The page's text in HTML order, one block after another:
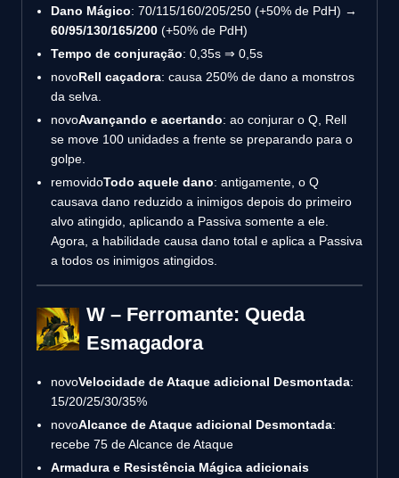
Dano Mágico: 70/115/160/205/250 (+50% de PdH) →
60/95/130/165/200 (+50% de PdH)
Tempo de conjuração: 0,35s ⇒ 0,5s
novoRell caçadora: causa 250% de dano a monstros
da selva.
novoAvançando e acertando: ao conjurar o Q, Rell
se move 100 unidades a frente se preparando para o
golpe.
removidoTodo aquele dano: antigamente, o Q
causava dano reduzido a inimigos depois do primeiro
alvo atingido, aplicando a Passiva somente a ele.
Agora, a habilidade causa dano total e aplica a Passiva
a todos os inimigos atingidos.
W – Ferromante: Queda
Esmagadora
novoVelocidade de Ataque adicional Desmontada:
15/20/25/30/35%
novoAlcance de Ataque adicional Desmontada:
recebe 75 de Alcance de Ataque
Armadura e Resistência Mágica adicionais